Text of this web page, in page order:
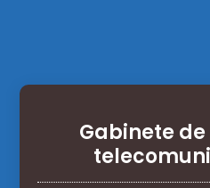
Gabinete